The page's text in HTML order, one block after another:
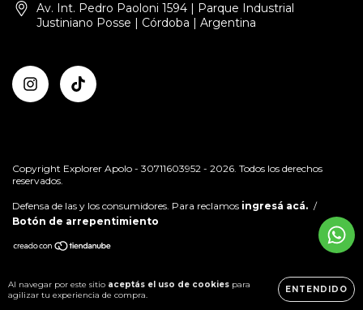
Al navegar por este sitio aceptás el uso de cookies para
agilizar tu experiencia de compra.
ENTENDIDO
Av. Int. Pedro Paoloni 1594 | Parque Industrial
Justiniano Posse | Córdoba | Argentina
Copyright Explorer Apolo - 30711603952 - 2026. Todos los derechos
reservados.
Defensa de las y los consumidores. Para reclamos ingresá acá. /
Botón de arrepentimiento